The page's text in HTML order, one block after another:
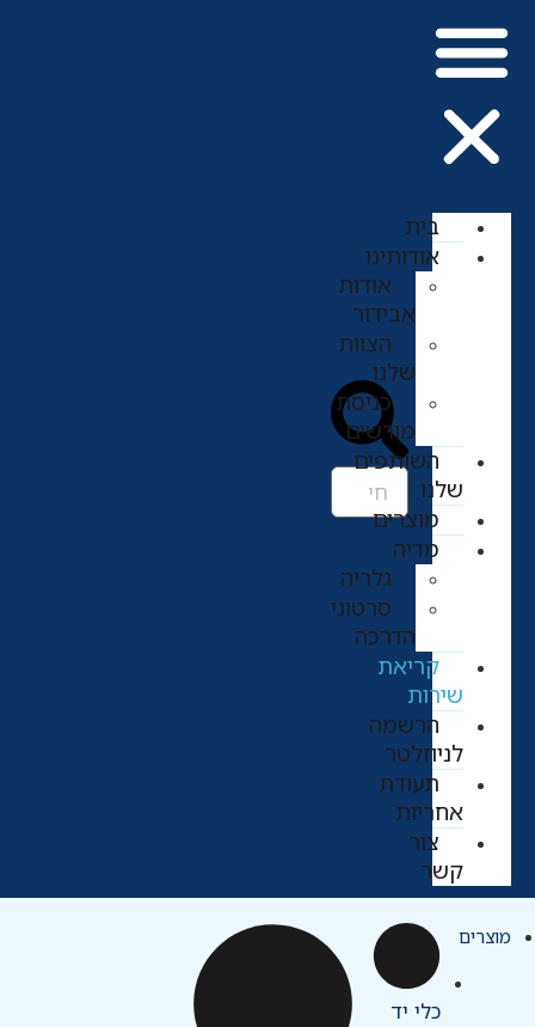
בית
אודותינו
אודות
אבידור
הצוות
שלנו
כניסת
מורשים
השותפים
שלנו
מוצרים
מדיה
גלריה
סרטוני
הדרכה
קריאת
שירות
הרשמה
לניוזלטר
תעודת
אחריות
צור
קשר
מוצרים
כלי יד